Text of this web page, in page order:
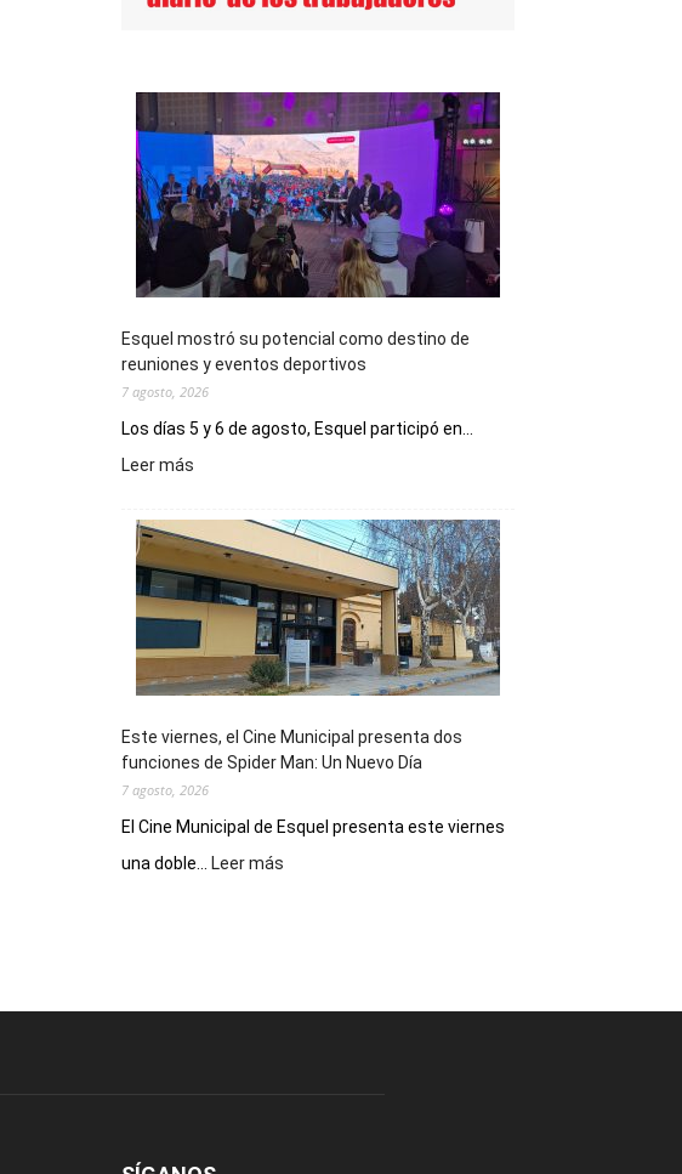
Esquel mostró su potencial como destino de
reuniones y eventos deportivos
7 agosto, 2026
Los días 5 y 6 de agosto, Esquel participó en...
Leer más
su
potencial
como
destino
de
reuniones
y
deportivos
Este viernes, el Cine Municipal presenta dos
funciones de Spider Man: Un Nuevo Día
7 agosto, 2026
El Cine Municipal de Esquel presenta este viernes
una doble...
Leer más
presenta